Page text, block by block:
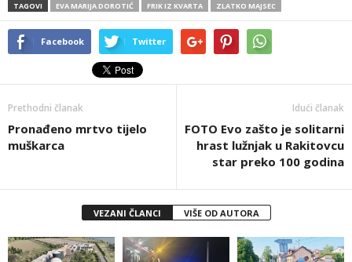
TAGOVI EVA MARIJA DOROTIĆ FRIK IZ KVARTA ZLATKO MAJSEC
Facebook Twitter
Prethodni članak
Pronađeno mrtvo tijelo
muškarca
Idući članak
FOTO Evo zašto je solitarni
hrast lužnjak u Rakitovcu
star preko 100 godina
VEZANI ČLANCI VIŠE OD AUTORA